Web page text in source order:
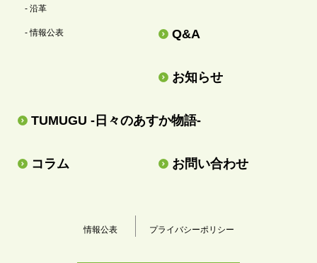
- 沿革
- 情報公表 Q&A
お知らせ
TUMUGU -日々のあすか物語-
コラム お問い合わせ
情報公表 プライバシーポリシー